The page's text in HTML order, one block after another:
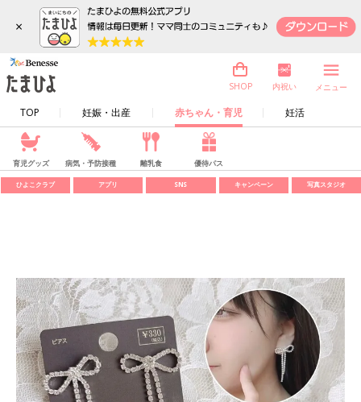
×
TOP 妊娠・出産 赤ちゃん・育児 妊活
SHOP 内祝い メニュー
育児グッズ 病気・予防接種 離乳食 優待パス
ひよこクラブ アプリ SNS キャンペーン 写真スタジオ